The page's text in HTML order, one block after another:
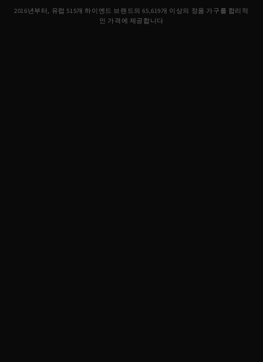
2016년부터, 유럽 515개 하이엔드 브랜드의65,619개 이상의 정품 가구를 합리적
인 가격에 제공합니다